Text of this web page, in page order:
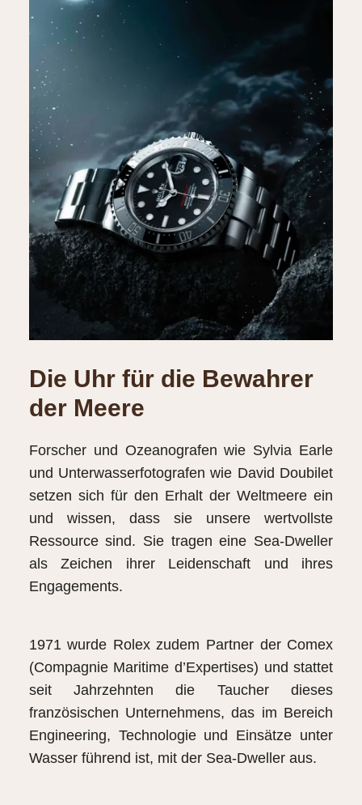
Die Uhr für die Bewahrer
der Meere
Forscher und Ozeanografen wie Sylvia Earle
und Unterwasserfotografen wie David Doubilet
setzen sich für den Erhalt der Weltmeere ein
und wissen, dass sie unsere wertvollste
Ressource sind. Sie tragen eine Sea‑Dweller
als Zeichen ihrer Leidenschaft und ihres
Engagements.
1971 wurde Rolex zudem Partner der Comex
(Compagnie Maritime d’Expertises) und stattet
seit Jahrzehnten die Taucher dieses
französischen Unternehmens, das im Bereich
Engineering, Technologie und Einsätze unter
Wasser führend ist, mit der Sea‑Dweller aus.